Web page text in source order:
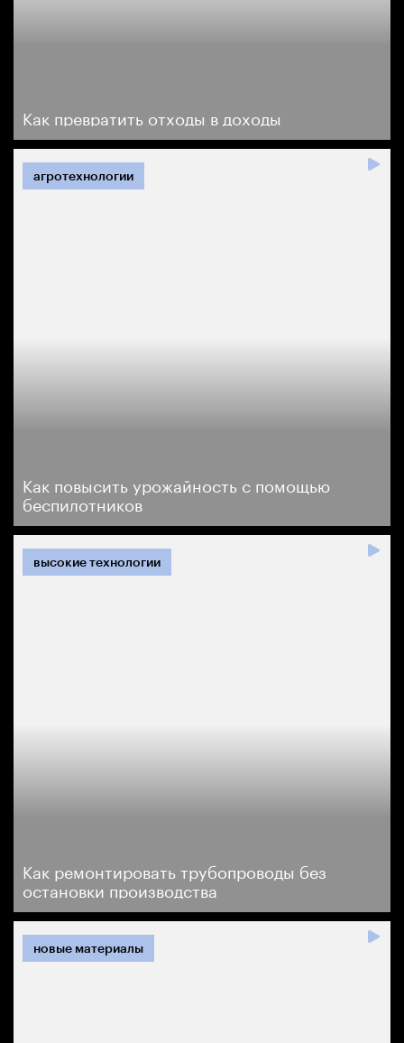
Как превратить отходы в доходы
Как повысить урожайность с помощью
беспилотников
агротехнологии
Как ремонтировать трубопроводы без
остановки производства
высокие технологии
новые материалы